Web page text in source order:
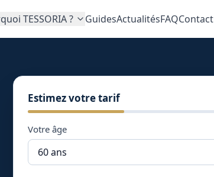
TESSORIA ? GuidesActualitésFAQContact
Estimez votre tarif
Votre âge